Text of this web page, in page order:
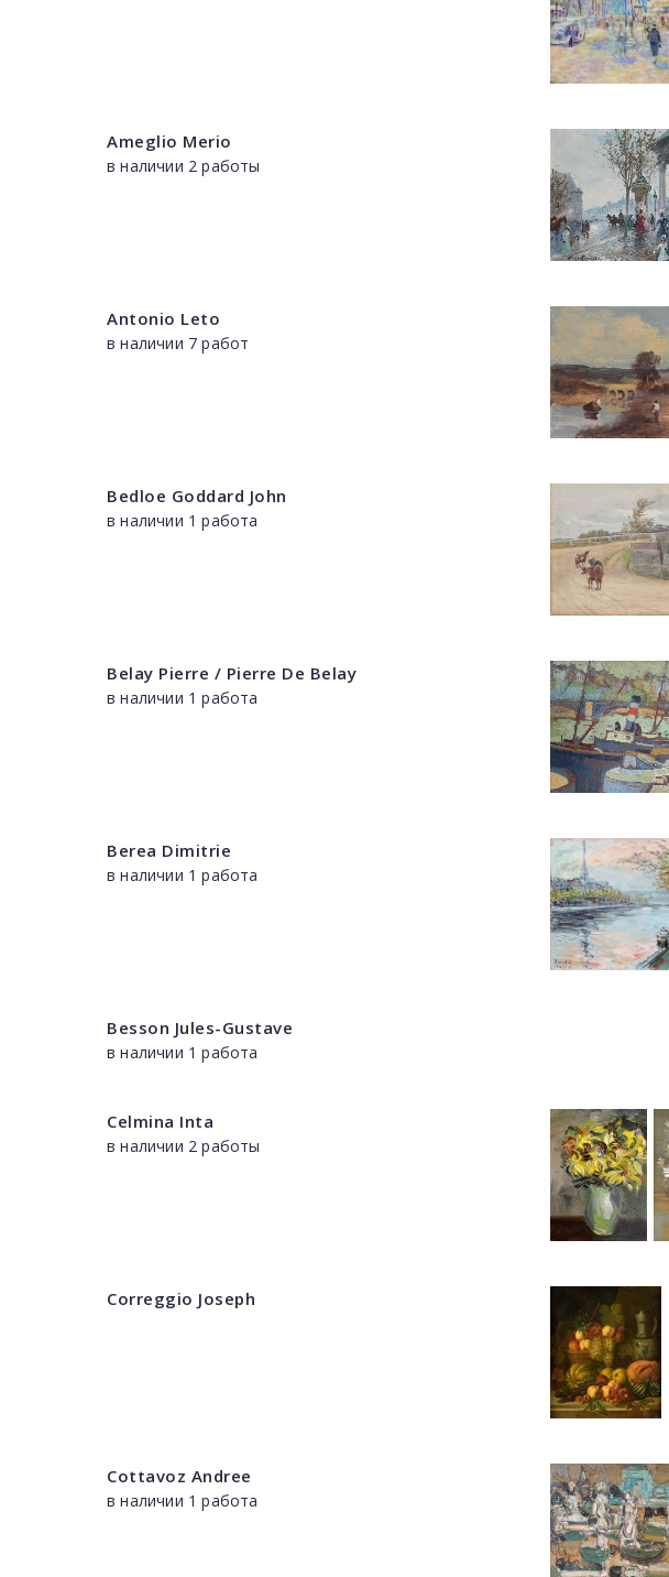
Ameglio Merio
в наличии 2 работы
Antonio Leto
в наличии 7 работ
Bedloe Goddard John
в наличии 1 работа
Belay Pierre / Pierre De Belay
в наличии 1 работа
Berea Dimitrie
в наличии 1 работа
Besson Jules-Gustave
в наличии 1 работа
Celmina Inta
в наличии 2 работы
Correggio Joseph
Cottavoz Andree
в наличии 1 работа